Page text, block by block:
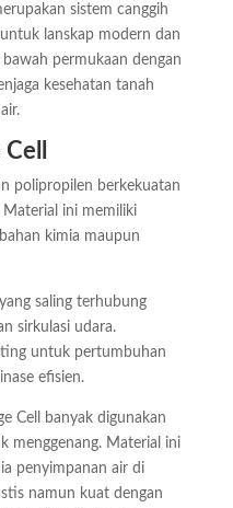
sistem canggih
lanskap modern dan
permukaan dengan
kesehatan tanah
polipropilen berkekuatan
ini memiliki
kimia maupun
saling terhubung
sirkulasi udara.
untuk pertumbuhan
efisien.
Cell banyak digunakan
menggenang. Material ini
penyimpanan air di
namun kuat dengan